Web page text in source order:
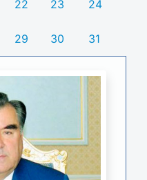
22 23 24
29 30 31